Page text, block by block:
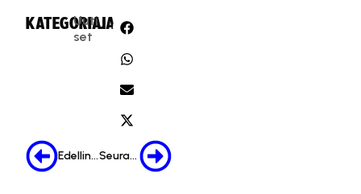
KATEGORIA:
Uuti
set
JAA:
Edellinen Seuraava